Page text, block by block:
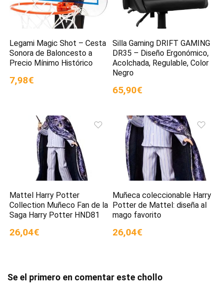
Legami Magic Shot – Cesta
Sonora de Baloncesto a
Precio Mínimo Histórico
7,98€
Silla Gaming DRIFT GAMING
DR35 – Diseño Ergonómico,
Acolchada, Regulable, Color
Negro
65,90€
Mattel Harry Potter
Collection Muñeco Fan de la
Saga Harry Potter HND81
26,04€
Muñeca coleccionable Harry
Potter de Mattel: diseña al
mago favorito
26,04€
Se el primero en comentar este chollo